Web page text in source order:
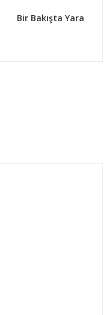
Bir Bakışta Yara